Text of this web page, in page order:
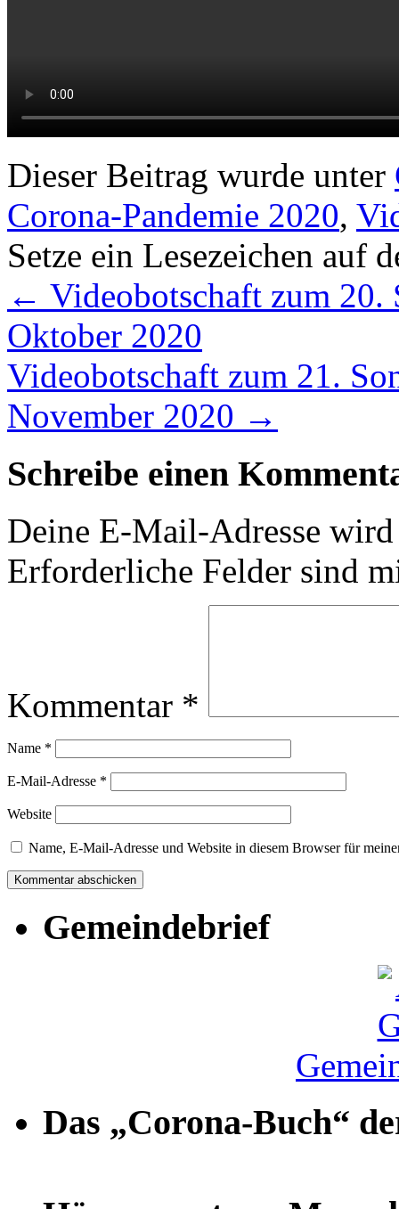
Dieser Beitrag wurde unter
Corona-Pandemie 2020,
Setze ein Lesezeichen auf
← Videobotschaft zum 20.
Oktober 2020
Videobotschaft zum 21.
November 2020 →
Schreibe einen
Deine E-Mail-Adresse
Erforderliche Felder sind
Kommentar *
Name *
E-Mail-Adresse *
Website
Name, E-Mail-Adresse und Website in diesem Browser für
Gemeindebrief
Das „Corona-Buch“